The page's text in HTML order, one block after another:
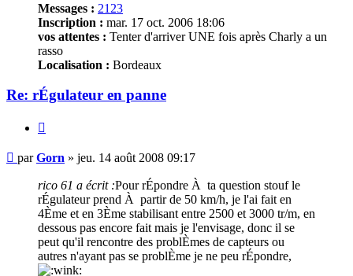
Messages : 2123
Inscription : mar. 17 oct. 2006 18:06
vos attentes : Tenter d'arriver UNE fois après Charly a un
rasso
Localisation : Bordeaux
Re: rÉgulateur en panne
Message
non
parGorn » jeu. 14 août 2008 09:17
rico 61 a écrit :Pour rÉpondre À ta question stouf le
rÉgulateur prend À partir de 50 km/h, je l'ai fait en
4Ème et en 3Ème stabilisant entre 2500 et 3000 tr/m, en
dessous pas encore fait mais je l'envisage, donc il se
peut qu'il rencontre des problÈmes de capteurs ou
autres n'ayant pas se problÈme je ne peu rÉpondre,